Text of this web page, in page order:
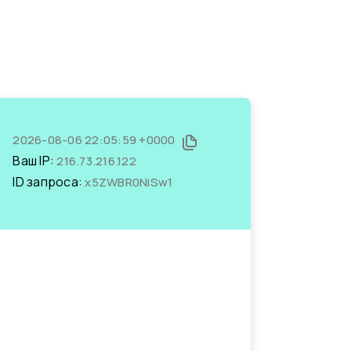
2026-08-06 22:05:59 +0000
Ваш IP:216.73.216.122
ID запроса:x5ZWBR0NiSw1